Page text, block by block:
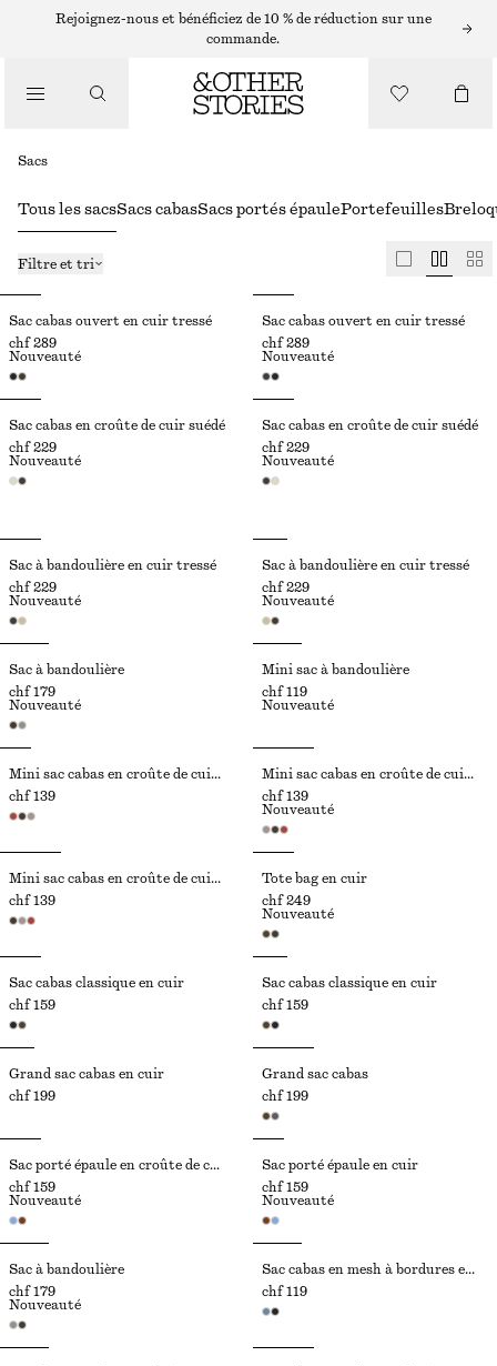
Rejoignez-nous et bénéficiez de 10 % de réduction sur une
commande.
Sacs
Tous les sacsSacs cabasSacs portés épaulePortefeuilles
Filtre et tri
Sac cabas ouvert en cuir tressé
chf 289
Nouveauté
Sac cabas ouvert en cuir tressé
chf 289
Nouveauté
Sac cabas en croûte de cuir suédé
chf 229
Nouveauté
Sac cabas en croûte de cuir suédé
chf 229
Nouveauté
Sac à bandoulière en cuir tressé
chf 229
Nouveauté
Sac à bandoulière en cuir tressé
chf 229
Nouveauté
Sac à bandoulière
chf 179
Nouveauté
Mini sac à bandoulière
chf 119
Nouveauté
Mini sac cabas en croûte de cuir suédé
chf 139
Mini sac cabas en croûte de cuir suédé
chf 139
Nouveauté
Mini sac cabas en croûte de cuir suédé
chf 139
Tote bag en cuir
chf 249
Nouveauté
Sac cabas classique en cuir
chf 159
Sac cabas classique en cuir
chf 159
Grand sac cabas en cuir
chf 199
Grand sac cabas
chf 199
Sac porté épaule en croûte de cuir suédé
chf 159
Nouveauté
Sac porté épaule en cuir
chf 159
Nouveauté
Sac à bandoulière
chf 179
Nouveauté
Sac cabas en mesh à bordures en cuir
chf 119